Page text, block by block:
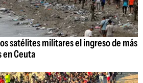
satélites militares el ingreso de más
Ceuta